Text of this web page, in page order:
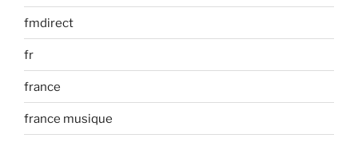
fmdirect
fr
france
france musique